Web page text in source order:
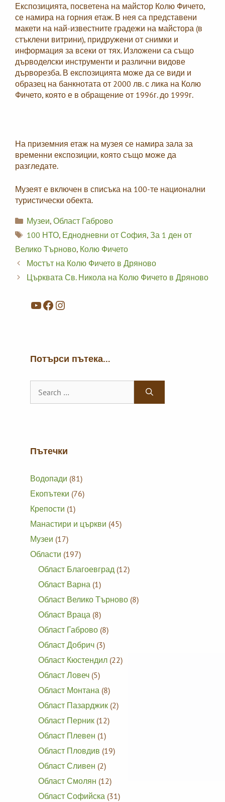
Експозицията, посветена на майстор Колю Фичето,
се намира на горния етаж. В нея са представени
макети на най-известните градежи на майстора (в
стъклени витрини), придружени от снимки и
информация за всеки от тях. Изложени са също
дърводелски инструменти и различни видове
дърворезба. В експозицията може да се види и
образец на банкнотата от 2000 лв. с лика на Колю
Фичето, която е в обращение от 1996г. до 1999г.
На приземния етаж на музея се намира зала за
временни експозиции, която също може да
разгледате.
Музеят е включен в списъка на 100-те национални
туристически обекта.
Categories
Музеи, Област Габрово
Tags
100 НТО, Еднодневни от София, За 1 ден от
Велико Търново, Колю Фичето
Мостът на Колю Фичето в Дряново
Църквата Св. Никола на Колю Фичето в Дряново
YouTube
Facebook
Instagram
Потърси пътека…
for:
Пътечки
Водопади (81)
Екопътеки (76)
Крепости (1)
Манастири и църкви (45)
Музеи (17)
Области (197)
Област Благоевград (12)
Област Варна (1)
Област Велико Търново (8)
Област Враца (8)
Област Габрово (8)
Област Добрич (3)
Област Кюстендил (22)
Област Ловеч (5)
Област Монтана (8)
Област Пазарджик (2)
Област Перник (12)
Област Плевен (1)
Област Пловдив (19)
Област Сливен (2)
Област Смолян (12)
Област Софийска (31)